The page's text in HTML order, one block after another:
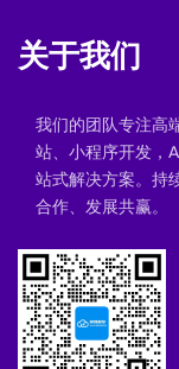
关于我们
我们的团队专注高
站、小程序开发，
站式解决方案。持
合作、发展共赢。